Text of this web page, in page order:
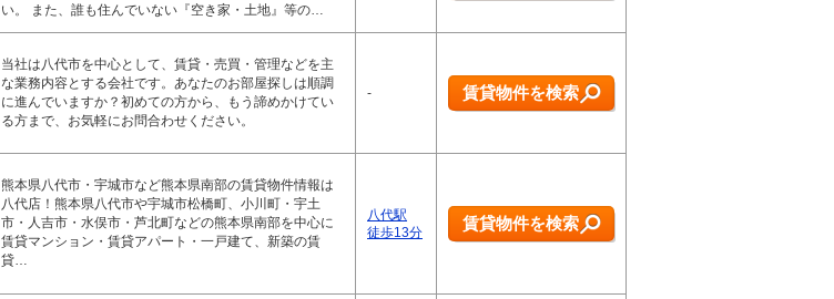
い。 また、誰も住んでいない『空き家・土地』等の…
当社は八代市を中心として、賃貸・売買・管理などを主
な業務内容とする会社です。あなたのお部屋探しは順調
に進んでいますか？初めての方から、もう諦めかけてい
る方まで、お気軽にお問合わせください。
- 賃貸物件を検索
熊本県八代市・宇城市など熊本県南部の賃貸物件情報は
八代店！熊本県八代市や宇城市松橋町、小川町・宇土
市・人吉市・水俣市・芦北町などの熊本県南部を中心に
賃貸マンション・賃貸アパート・一戸建て、新築の賃
貸…
八代駅
徒歩13分
賃貸物件を検索